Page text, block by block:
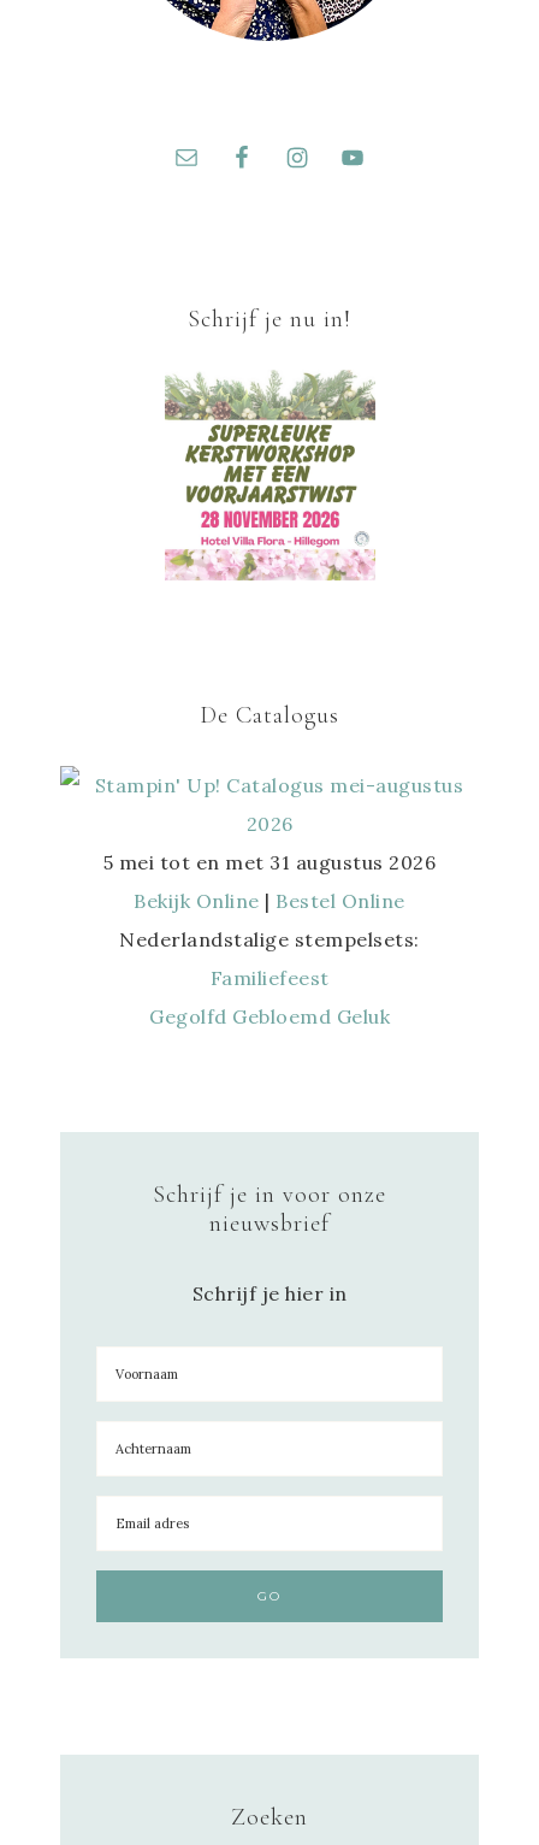
Schrijf je nu in!
De Catalogus
5 mei tot en met 31 augustus 2026
Bekijk Online | Bestel Online
Nederlandstalige stempelsets:
Familiefeest
Gegolfd Gebloemd Geluk
Schrijf je in voor onze
nieuwsbrief
Schrijf je hier in
Zoeken